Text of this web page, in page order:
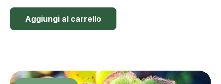
Aggiungi al carrello